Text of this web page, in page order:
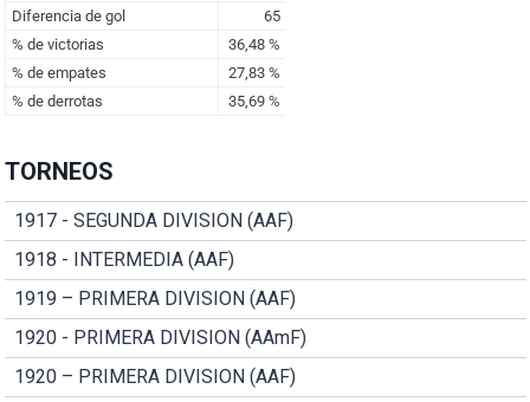
TORNEOS
1917 - SEGUNDA DIVISION (AAF)
1918 - INTERMEDIA (AAF)
1919 – PRIMERA DIVISION (AAF)
1920 - PRIMERA DIVISION (AAmF)
1920 – PRIMERA DIVISION (AAF)